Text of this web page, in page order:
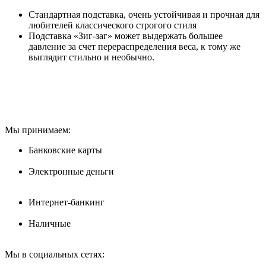
Стандартная подставка, очень устойчивая и прочная для
любителей классического строгого стиля
Подставка «Зиг-заг» может выдержать большее
давление за счет перераспределения веса, к тому же
выглядит стильно и необычно.
Мы принимаем:
Банковские карты
Электронные деньги
Интернет-банкинг
Наличные
Мы в социальных сетях: